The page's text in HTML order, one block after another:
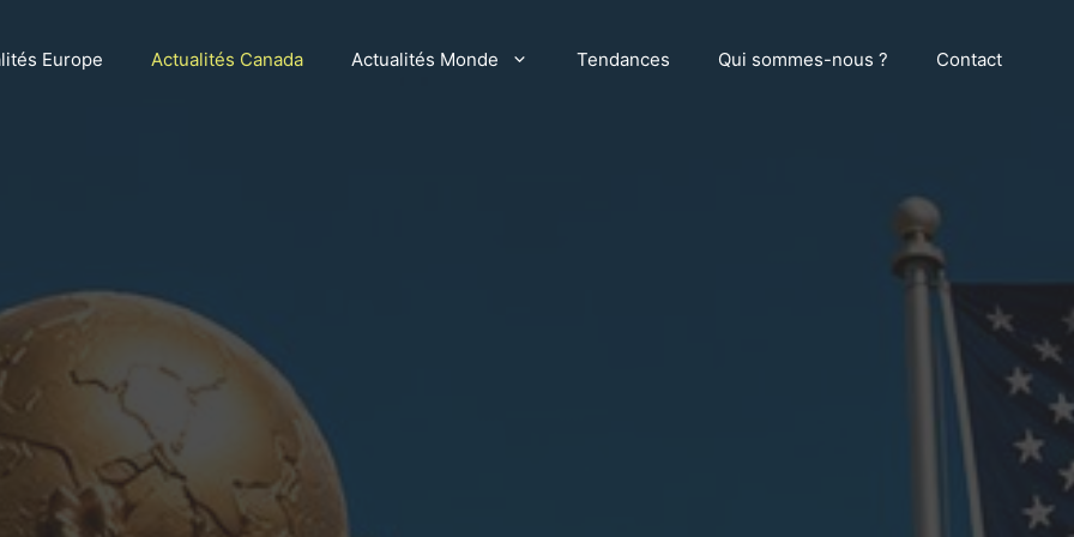
Europe Actualités Canada Actualités Monde Tendances Qui sommes-nous ? Contact